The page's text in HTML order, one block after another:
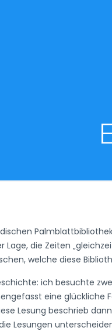
Lage, die Zeiten
welche diese
ich besuchte
eine glückliche
Lesung beschrieb
Lesungen